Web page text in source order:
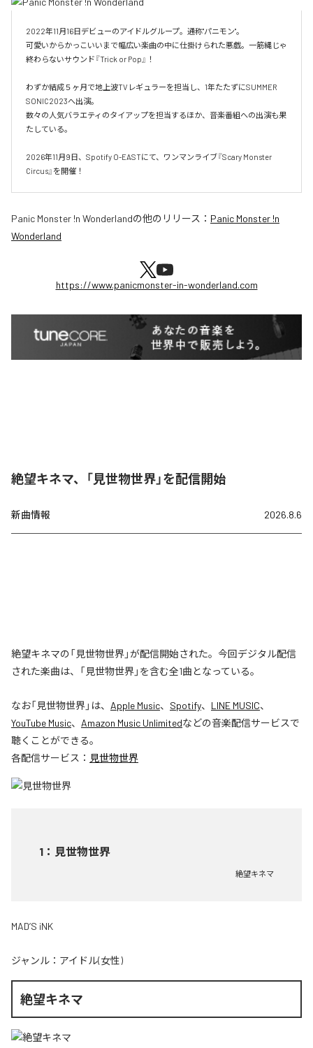
2022年11月16日デビューのアイドルグループ。通称"パニモン"。
可愛いからかっこいいまで幅広い楽曲の中に仕掛けられた悪戯。一筋縄じゃ
終わらないサウンド『Trick or Pop』！
わずか結成５ヶ月で地上波TVレギュラーを担当し、1年たたずにSUMMER
SONIC2023へ出演。
数々の人気バラエティのタイアップを担当するほか、音楽番組への出演も果
たしている。
2026年11月9日、Spotify O-EASTにて、ワンマンライブ『Scary Monster
Circus』を開催！
Panic Monster !n Wonderlandの他のリリース： Panic Monster !n
Wonderland
https://www.panicmonster-in-wonderland.com
絶望キネマ、「見世物世界」を配信開始
新曲情報 2026.8.6
絶望キネマの「見世物世界」が配信開始された。今回デジタル配信
された楽曲は、「見世物世界」を含む全1曲となっている。
なお「見世物世界」は、 Apple Music、 Spotify、 LINE MUSIC、
YouTube Music、 Amazon Music Unlimitedなどの音楽配信サービスで
聴くことができる。
各配信サービス： 見世物世界
1 ： 見世物世界
絶望キネマ
MAD’S iNK
ジャンル： アイドル(女性)
絶望キネマ